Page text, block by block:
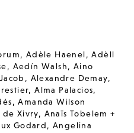
, Adèle Haenel,Adèll
, Aedín Walsh, Aino
, Alexandre Demay,
,Alma Palacios,
,Amanda Wilson
de Xivry, Anaïs Tobelem +
Godard,Angelina